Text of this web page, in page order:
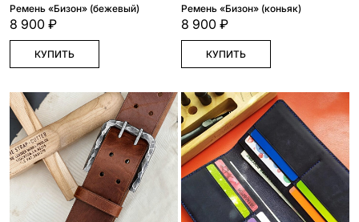
Ремень «Бизон» (бежевый)
8 900 ₽
КУПИТЬ
Ремень «Бизон» (коньяк)
8 900 ₽
КУПИТЬ